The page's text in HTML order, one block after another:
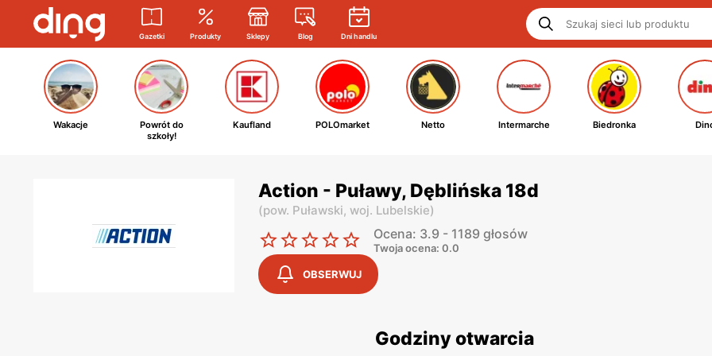
Gazetki Produkty Sklepy Blog Dni handlu
Wakacje
Powrót do
szkoły!
Kaufland POLOmarket Netto Intermarche Biedronka
Action - Puławy, Dęblińska 18d
(pow. Puławski, woj. Lubelskie)
Ocena: 3.9 - 1189 głosów
Twoja ocena: 0.0
OBSERWUJ
Godziny otwarcia